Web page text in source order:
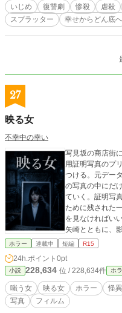
いじめ 復讐劇 惨殺 虐殺
スプラッター
幸せからどん底へ
27
映る女
不幸中の幸い
写見坂の商店街
用証明写真のプ
つける。元デー
の写真の中にだ
ていく。証明写
ために残された
を見なければい
矢崎とともに、
女の正体へ近づ
ホラー 連載中 短編 R15
24h.ポイント 0pt
小説 228,634 位 / 228,634件 ホ
嗤う女 映る女 ホラー 怪異
写真
フィルム